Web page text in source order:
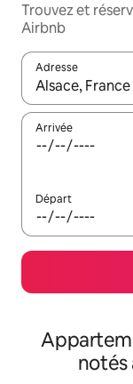
Trouvez et
Airbnb
Adresse
Lorsque les
Arrivée
Départ
notés